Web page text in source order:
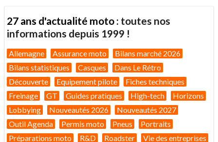
27 ans d'actualité moto : toutes nos
informations depuis 1999 !
Allemagne Assurance moto
Bilans marché 2026
Bilans statistiques
Casques
Dans Le Rétro
Découverte
Equipement pilote
Fiches techniques
Freinage
GT Guides pratiques High-tech
Horizons
Lobbying
Nouveautés 2026
Nouveautés 2027
Outil Agenda
Permis moto Pneus
Portraits
Préparations moto
R&D Roadster Vie des entreprises